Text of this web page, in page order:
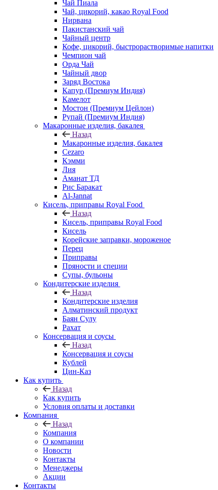
Чай Пиала
Чай, цикорий, какао Royal Food
Нирвана
Пакистанский чай
Чайный центр
Кофе, цикорий, быстрорастворимые напитки
Чемпион чай
Орда Чай
Чайный двор
Заряд Востока
Капур (Премиум Индия)
Камелот
Мостон (Премиум Цейлон)
Рупай (Премиум Индия)
Макаронные изделия, бакалея
Назад
Макаронные изделия, бакалея
Cezaro
Кэмми
Лия
Аманат ТД
Рис Баракат
Al-Jannat
Кисель, приправы Royal Food
Назад
Кисель, приправы Royal Food
Кисель
Корейские заправки, мороженое
Перец
Приправы
Пряности и специи
Супы, бульоны
Кондитерские изделия
Назад
Кондитерские изделия
Алматинский продукт
Баян Сулу
Рахат
Консервация и соусы
Назад
Консервация и соусы
Кублей
Цин-Каз
Как купить
Назад
Как купить
Условия оплаты и доставки
Компания
Назад
Компания
О компании
Новости
Контакты
Менеджеры
Акции
Контакты